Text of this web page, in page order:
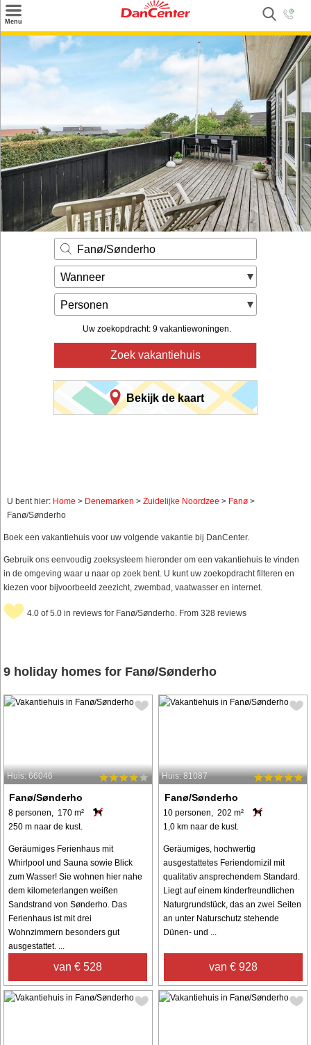
Menu
Zoeken
Inspiratie
Service
Kontakt
Fanø/Sønderho
Wanneer
Personen
Uw zoekopdracht: 9 vakantiewoningen.
Zoek vakantiehuis
Bekijk de kaart
U bent hier: Home > Denemarken > Zuidelijke Noordzee > Fanø >
Fanø/Sønderho
Boek een vakantiehuis voor uw volgende vakantie bij DanCenter.
Gebruik ons eenvoudig zoeksysteem hieronder om een vakantiehuis te vinden
in de omgeving waar u naar op zoek bent. U kunt uw zoekopdracht filteren en
kiezen voor bijvoorbeeld zeezicht, zwembad, vaatwasser en internet.
4.0 of 5.0 in reviews for Fanø/Sønderho. From 328 reviews
9 holiday homes for Fanø/Sønderho
Huis: 66046
Fanø/Sønderho
8 personen, 170 m²
250 m naar de kust.
Geräumiges Ferienhaus mit
Whirlpool und Sauna sowie Blick
zum Wasser! Sie wohnen hier nahe
dem kilometerlangen weißen
Sandstrand von Sønderho. Das
Ferienhaus ist mit drei
Wohnzimmern besonders gut
ausgestattet. ...
van € 528
Huis: 81087
Fanø/Sønderho
10 personen, 202 m²
1,0 km naar de kust.
Geräumiges, hochwertig
ausgestattetes Feriendomizil mit
qualitativ ansprechendem Standard.
Liegt auf einem kinderfreundlichen
Naturgrundstück, das an zwei Seiten
an unter Naturschutz stehende
Dünen- und ...
van € 928